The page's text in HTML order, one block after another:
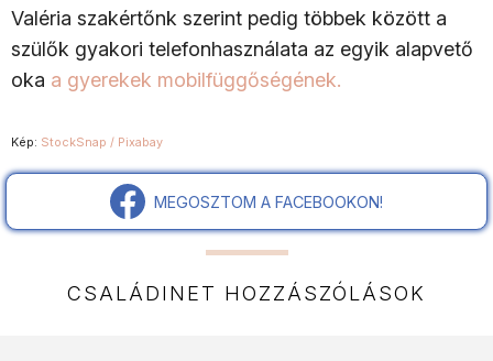
Valéria szakértőnk szerint pedig többek között a
szülők gyakori telefonhasználata az egyik alapvető
oka a gyerekek mobilfüggőségének.
Kép: StockSnap / Pixabay
MEGOSZTOM A FACEBOOKON!
CSALÁDINET HOZZÁSZÓLÁSOK